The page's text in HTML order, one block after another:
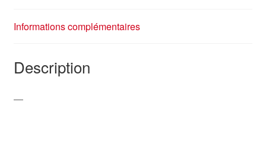
Informations complémentaires
Description
—